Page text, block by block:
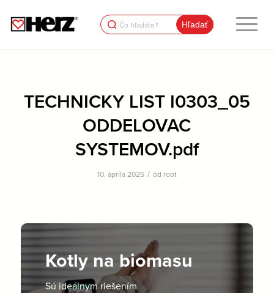
Search
for:
TECHNICKY LIST I0303_05
ODDELOVAC
SYSTEMOV.pdf
10. apríla 2025 / od root
Kotly na biomasu
Sú ideálnym riešením